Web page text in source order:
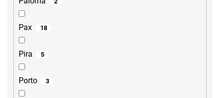
Pax 18
Pira 5
Porto 3